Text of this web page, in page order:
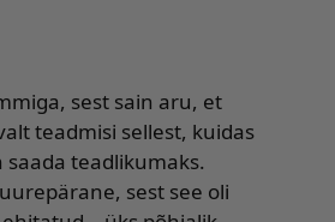
sest sain aru, et
teadmisi sellest, kuidas
teadlikumaks.
sest see oli